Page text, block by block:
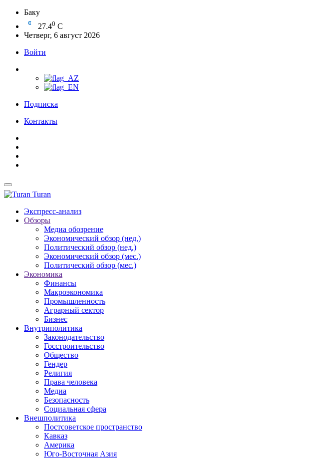
Баку
27.40 C
Четверг, 6 август 2026
Войти
Подписка
Контакты
Turan
Экспресс-анализ
Обзоры
Медиа обозрение
Экономический обзор (нед.)
Политический обзор (нед.)
Экономический обзор (мес.)
Политический обзор (мес.)
Экономика
Финансы
Макроэкономика
Промышленность
Аграрный сектор
Бизнес
Внутриполитика
Законодательство
Госстроительство
Общество
Гендер
Религия
Права человека
Медиа
Безопасность
Социальная сфера
Внешполитика
Постсоветское пространство
Кавказ
Америка
Юго-Восточная Азия